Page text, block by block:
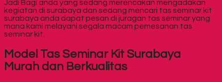
Jadi Bagi anda yang sedang merencakan mengadakan
kegiatan di surabaya dan sedang mencari tas seminar kit
surabaya anda dapat pesan di juragan tas seminar yang
mana kami melayani segala macam pemesanan tas
seminar kit.
Model Tas Seminar Kit Surabaya
Murah dan Berkualitas